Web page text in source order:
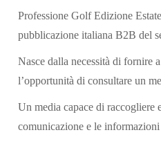
Professione Golf Edizione
pubblicazione italiana B2B del
Nasce dalla necessità di fornire
l’opportunità di consultare un
Un media capace di raccogliere
comunicazione e le